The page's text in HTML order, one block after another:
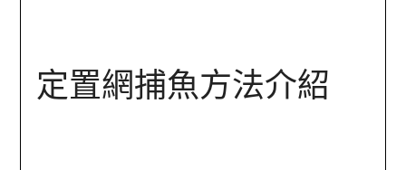
定置網捕魚方法介紹